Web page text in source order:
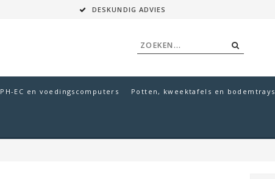
DESKUNDIG ADVIES
PH-EC en voedingscomputers Potten, kweektafels en bodemtrays